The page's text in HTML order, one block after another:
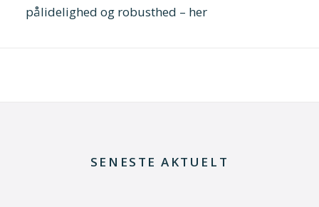
pålidelighed og robusthed – her
SENESTE AKTUELT